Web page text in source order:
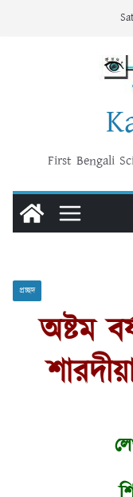
First Bengali
প্রচ্ছদ
অষ্টম